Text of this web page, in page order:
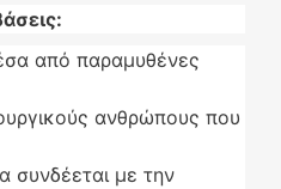
από παραμυθένες
ανθρώπους που
συνδέεται με την